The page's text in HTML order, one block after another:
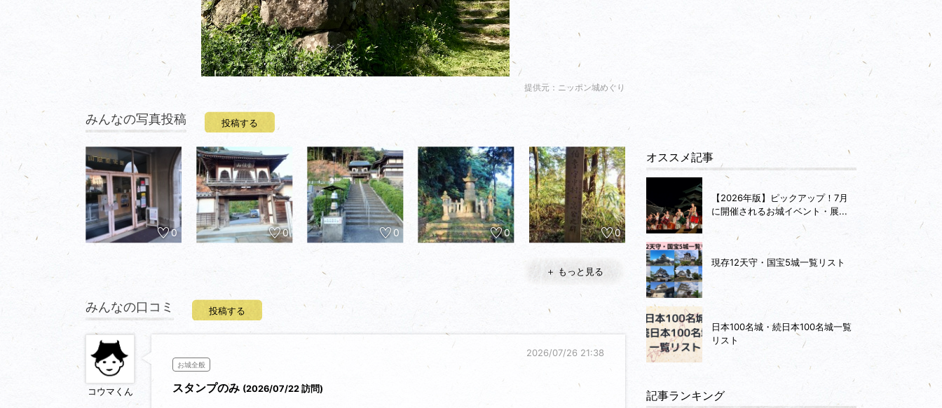
提供元：ニッポン城めぐり
みんなの写真投稿 投稿する
0 0 0 0 0
＋ もっと見る
みんなの口コミ 投稿する
コウマくん
2026/07/26 21:38
お城全般
スタンプのみ (2026/07/22 訪問)
オススメ記事
【2026年版】ピックアップ！7月
に開催されるお城イベント・展...
現存12天守・国宝5城一覧リスト
日本100名城・続日本100名城一覧
リスト
記事ランキング